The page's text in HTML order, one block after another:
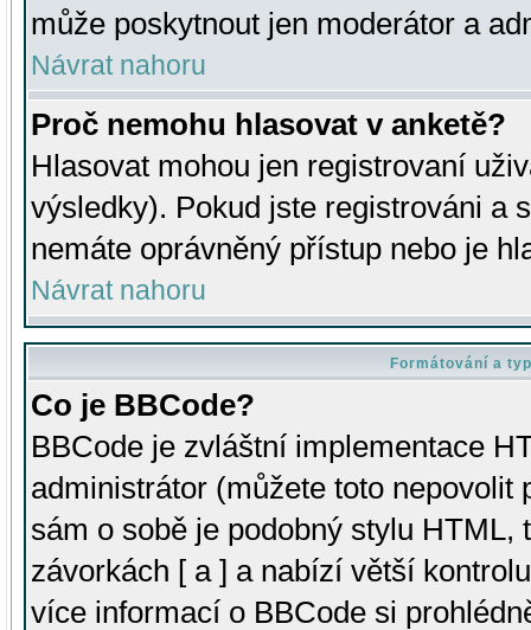
může poskytnout jen moderátor a
Návrat nahoru
Proč nemohu hlasovat v anketě?
Hlasovat mohou jen registrovaní
výsledky). Pokud jste registrováni a
nemáte oprávněný přístup nebo je
Návrat nahoru
Formátování a
Co je BBCode?
BBCode je zvláštní implementace
administrátor (můžete toto
sám o sobě je podobný stylu HTML,
závorkách [ a ] a nabízí větší
více informací o BBCode si